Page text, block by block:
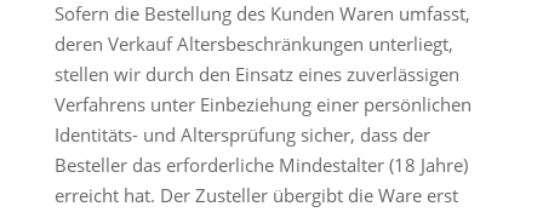
Sofern die Bestellung des Kunden Waren umfasst,
deren Verkauf Altersbeschränkungen unterliegt,
stellen wir durch den Einsatz eines zuverlässigen
Verfahrens unter Einbeziehung einer persönlichen
Identitäts- und Altersprüfung sicher, dass der
Besteller das erforderliche Mindestalter (18 Jahre)
erreicht hat. Der Zusteller übergibt die Ware erst